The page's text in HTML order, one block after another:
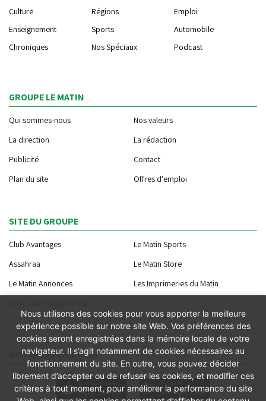
Culture
Régions
Emploi
Enseignement
Sports
Automobile
Chroniques
Nos Spéciaux Podcast
GROUPE LE MATIN
Qui sommes-nous
Nos valeurs
La direction
La rédaction
Publicité
Contact
Plan du site
Offres d'emploi
SITE DU GROUPE
Club Avantages
Le Matin Sports
Assahraa
Le Matin Store
Le Matin Annonces
Les Imprimeries du Matin
NOTRE APPLICATION
Nous utilisons des cookies pour vous apporter la meilleure
expérience possible sur notre site Web. Vos préférences des
cookies seront enregistrées dans la mémoire locale de votre
navigateur. Il s’agit notamment de cookies nécessaires au
fonctionnement du site. En outre, vous pouvez décider
librement d’accepter ou de refuser les cookies, et modifier ces
critères à tout moment, pour améliorer la performance du site